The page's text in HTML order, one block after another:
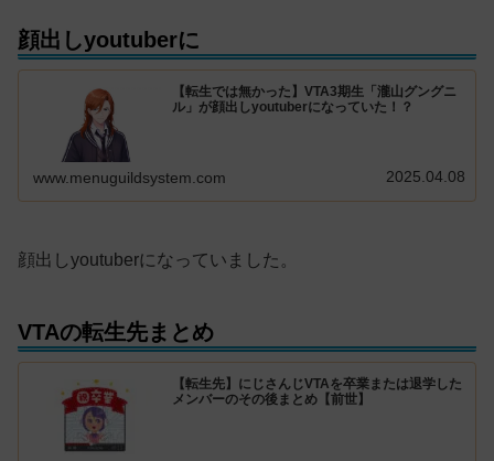
顔出しyoutuberに
【転生では無かった】VTA3期生「瀧山グングニ
ル」が顔出しyoutuberになっていた！？
www.menuguildsystem.com 2025.04.08
顔出しyoutuberになっていました。
VTAの転生先まとめ
【転生先】にじさんじVTAを卒業または退学した
メンバーのその後まとめ【前世】